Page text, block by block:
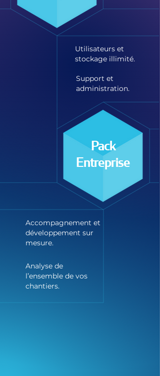
Utilisateurs et
stockage illimité.
Support et
administration.
Pack
Entreprise
Accompagnement et
développement sur
mesure.
Analyse de
l’ensemble de vos
chantiers.